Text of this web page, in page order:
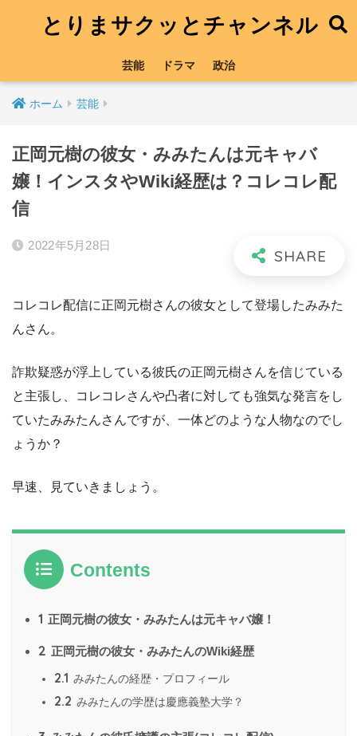
とりまサクッとチャンネル
芸能 ドラマ 政治
ホーム 芸能
正岡元樹の彼女・みみたんは元キャバ
嬢！インスタやWiki経歴は？コレコレ配
信
2022年5月28日
コレコレ配信に正岡元樹さんの彼女として登場したみみた
んさん。
詐欺疑惑が浮上している彼氏の正岡元樹さんを信じている
と主張し、コレコレさんや凸者に対しても強気な発言をし
ていたみみたんさんですが、一体どのような人物なのでし
ょうか？
早速、見ていきましょう。
Contents
1 正岡元樹の彼女・みみたんは元キャバ嬢！
2 正岡元樹の彼女・みみたんのWiki経歴
2.1 みみたんの経歴・プロフィール
2.2 みみたんの学歴は慶應義塾大学？